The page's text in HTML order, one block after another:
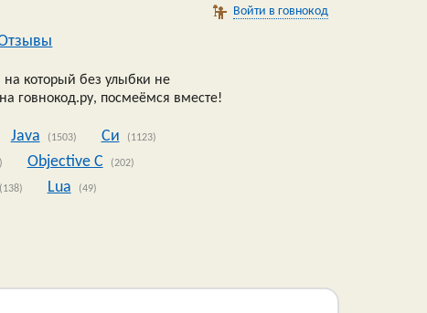
Войти в говнокод
который без улыбки не
говнокод.ру, посмеёмся вместе!
Java (1503) Си (1123)
Objective C (202)
(138) Lua (49)